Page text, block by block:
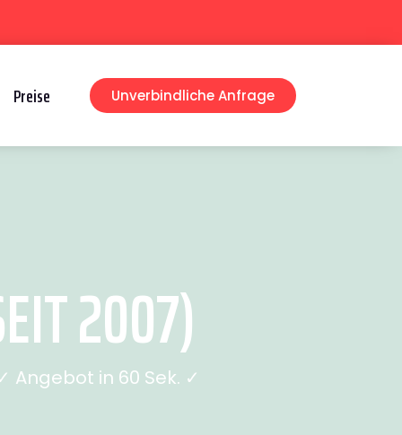
Preise Unverbindliche Anfrage
2007)
Angebot in 60 Sek. ✓